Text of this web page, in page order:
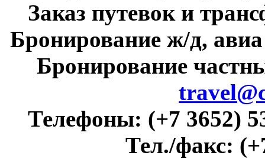
Заказ путевок и
Бронирование ж/д,
Бронирование
Телефоны: (+7 3652)
Тел./факс: